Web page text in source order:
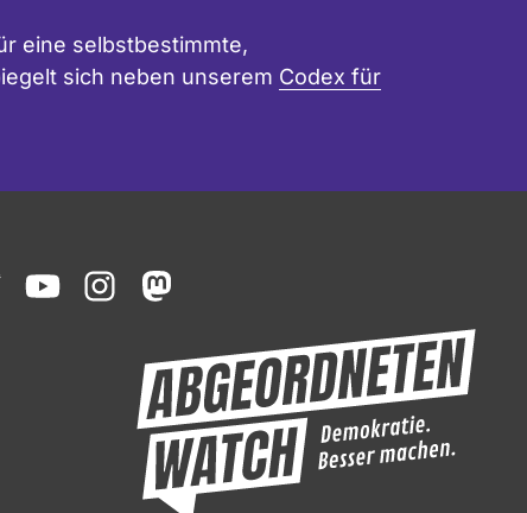
eine selbstbestimmte,
sich neben unserem Codex für
youtubeinstagrammastodon